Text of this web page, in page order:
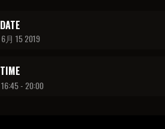
DATE
6月 15 2019
TIME
16:45 - 20:00